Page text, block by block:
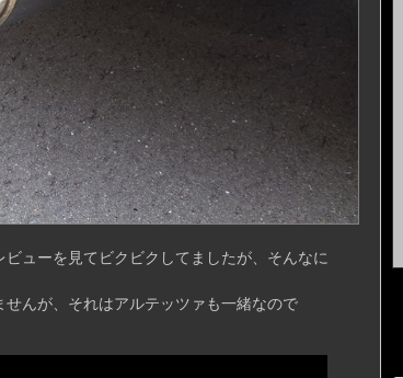
ューを見てビクビクしてましたが、そんなに
んが、それはアルテッツァも一緒なので